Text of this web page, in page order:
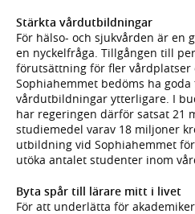
Stärkta vårdutbildningar
För hälso- och sjukvården är en
en nyckelfråga. Tillgången till
förutsättning för fler vårdplatser
Sophiahemmet bedöms ha
vårdutbildningar ytterligare. I
har regeringen därför satsat 21
studiemedel varav 18 miljoner
utbildning vid Sophiahemmet
utöka antalet studenter inom
Byta spår till lärare mitt i livet
För att underlätta för